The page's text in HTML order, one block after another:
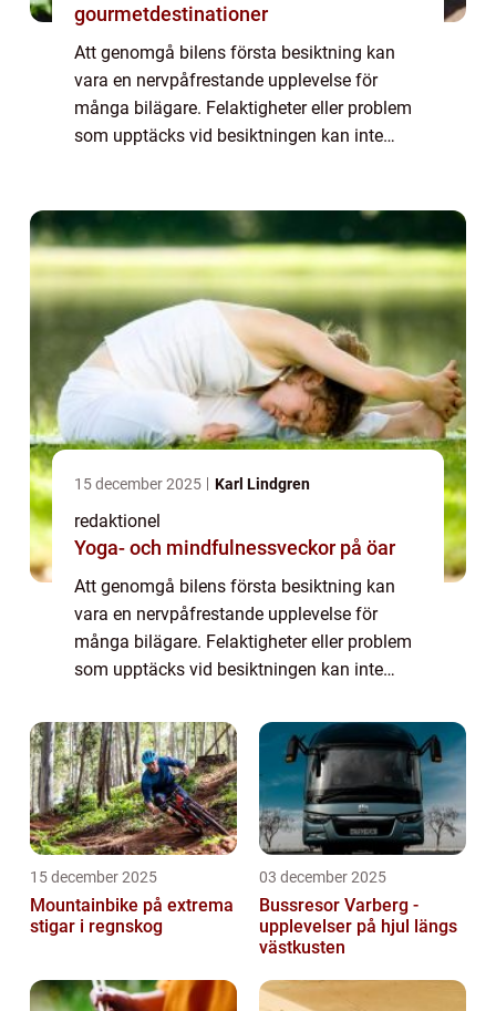
gourmetdestinationer
Att genomgå bilens första besiktning kan
vara en nervpåfrestande upplevelse för
många bilägare. Felaktigheter eller problem
som upptäcks vid besiktningen kan inte
15 december 2025 Karl Lindgren
redaktionel
Yoga- och mindfulnessveckor på öar
Att genomgå bilens första besiktning kan
vara en nervpåfrestande upplevelse för
många bilägare. Felaktigheter eller problem
som upptäcks vid besiktningen kan inte
ä...
15 december 2025
Mountainbike på extrema
stigar i regnskog
03 december 2025
Bussresor Varberg -
upplevelser på hjul längs
västkusten